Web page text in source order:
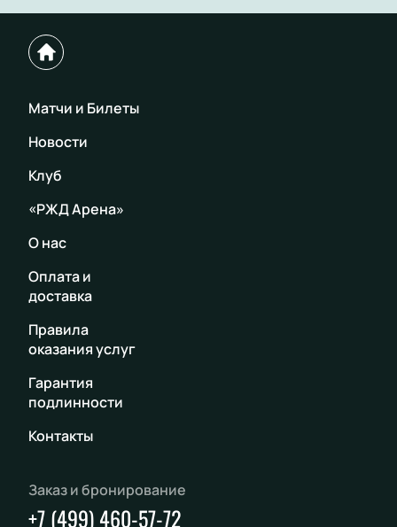
Матчи и Билеты
Новости
Клуб
«РЖД Арена»
О нас
Оплата и
доставка
Правила
оказания услуг
Гарантия
подлинности
Контакты
Заказ и бронирование
+7 (499) 460-57-72